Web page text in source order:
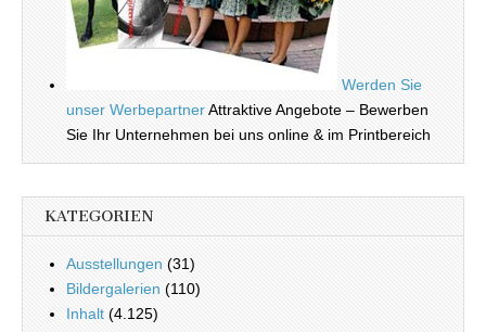
Werden Sie
unser WerbepartnerAttraktive Angebote – Bewerben
Sie Ihr Unternehmen bei uns online & im Printbereich
KATEGORIEN
Ausstellungen (31)
Bildergalerien (110)
Inhalt (4.125)